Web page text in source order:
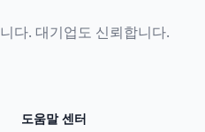
다. 대기업도 신뢰합니다.
도움말 센터